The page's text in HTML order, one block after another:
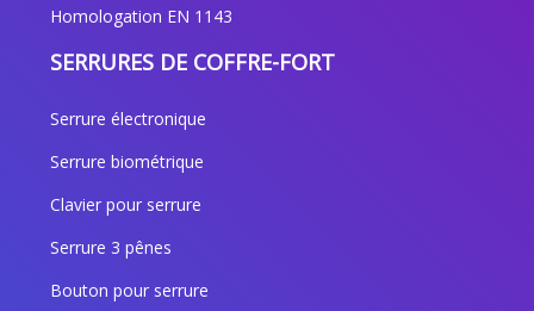
Homologation EN 1143
SERRURES DE COFFRE-FORT
Serrure électronique
Serrure biométrique
Clavier pour serrure
Serrure 3 pênes
Bouton pour serrure